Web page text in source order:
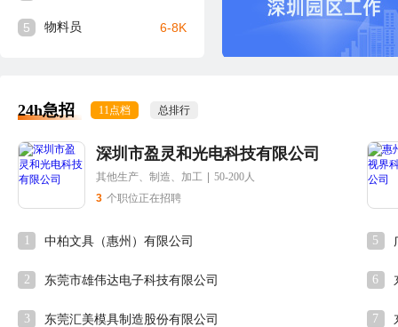
5 物料员 6-8K
24h急招 11点档 总排行
深圳市盈灵和光电科技有限公司
其他生产、制造、加工
50-200人
3 个职位正在招聘
1 中柏文具（惠州）有限公司
2 东莞市雄伟达电子科技有限公司
3 东莞汇美模具制造股份有限公司
5
6
7